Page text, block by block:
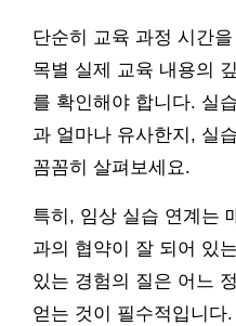
단순히 교육 과정 시간
목별 실제 교육 내용의
를 확인해야 합니다. 실
과 얼마나 유사한지, 실
꼼꼼히 살펴보세요.
특히, 임상 실습 연계는
과의 협약이 잘 되어 있
있는 경험의 질은 어느
얻는 것이 필수적입니다